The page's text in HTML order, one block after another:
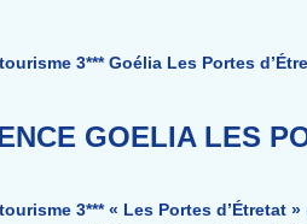
3*** Goélia Les Portes
GOELIA LES
3*** « Les Portes d’Étretat »